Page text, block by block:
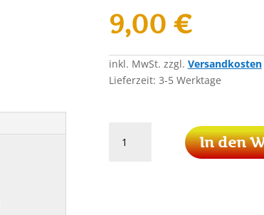
9,00 €
inkl. MwSt. zzgl. Versandkosten
Lieferzeit: 3-5 Werktage
Patch
In den